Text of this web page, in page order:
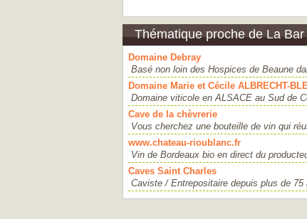
Thématique proche de La
Domaine Debray
Basé non loin des Hospices de Beaune
Domaine Marie et Cécile ALBRECHT-
Domaine viticole en ALSACE au Sud de
Cave de la chèvrerie
Vous cherchez une bouteille de vin qui
www.chateau-rioublanc.fr
Vin de Bordeaux bio en direct du
Caves Saint Charles
Caviste / Entrepositaire depuis plus de